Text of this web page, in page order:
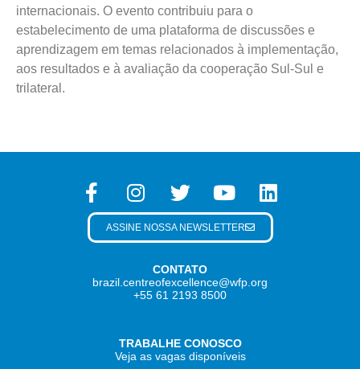
internacionais. O evento contribuiu para o
estabelecimento de uma plataforma de discussões e
aprendizagem em temas relacionados à implementação,
aos resultados e à avaliação da cooperação Sul-Sul e
trilateral.
CONTATO
brazil.centreofexcellence@wfp.org
+55 61 2193 8500
TRABALHE CONOSCO
Veja as vagas disponíveis
ASSINE NOSSA NEWSLETTER